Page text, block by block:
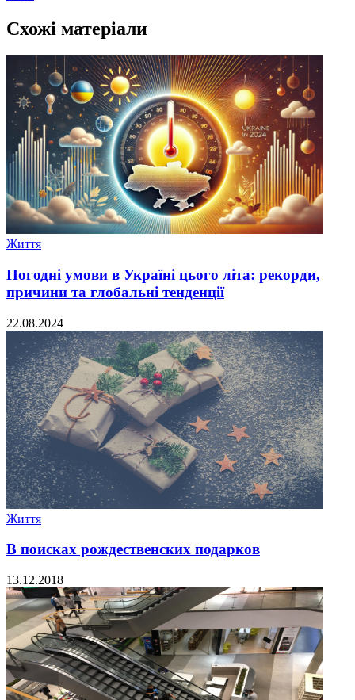
Схожі матеріали
Життя
Погодні умови в Україні цього літа: рекорди,
причини та глобальні тенденції
22.08.2024
Життя
В поисках рождественских подарков
13.12.2018